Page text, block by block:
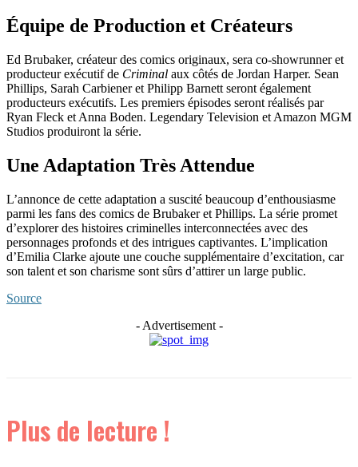
Équipe de Production et Créateurs
Ed Brubaker, créateur des comics originaux, sera co-showrunner et
producteur exécutif de Criminal aux côtés de Jordan Harper. Sean
Phillips, Sarah Carbiener et Philipp Barnett seront également
producteurs exécutifs. Les premiers épisodes seront réalisés par
Ryan Fleck et Anna Boden. Legendary Television et Amazon MGM
Studios produiront la série.
Une Adaptation Très Attendue
L’annonce de cette adaptation a suscité beaucoup d’enthousiasme
parmi les fans des comics de Brubaker et Phillips. La série promet
d’explorer des histoires criminelles interconnectées avec des
personnages profonds et des intrigues captivantes. L’implication
d’Emilia Clarke ajoute une couche supplémentaire d’excitation, car
son talent et son charisme sont sûrs d’attirer un large public.
Source
- Advertisement -
Plus de lecture !